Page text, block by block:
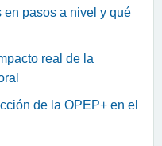
pasos a nivel y qué
real de la
de la OPEP+ en el